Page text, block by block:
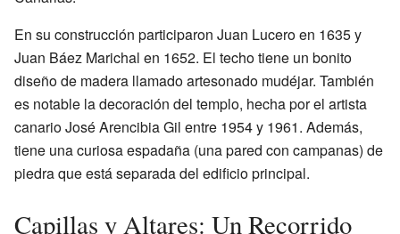
En su construcción participaron Juan Lucero en 1635 y
Juan Báez Marichal en 1652. El techo tiene un bonito
diseño de madera llamado artesonado mudéjar. También
es notable la decoración del templo, hecha por el artista
canario José Arencibia Gil entre 1954 y 1961. Además,
tiene una curiosa espadaña (una pared con campanas) de
piedra que está separada del edificio principal.
Capillas y Altares: Un Recorrido